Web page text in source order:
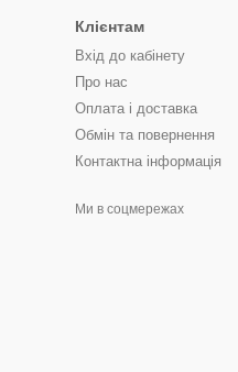
Клієнтам
Вхід до кабінету
Про нас
Оплата і доставка
Обмін та повернення
Контактна інформація
Ми в соцмережах